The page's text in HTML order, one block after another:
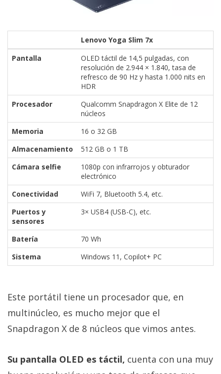
Lenovo Yoga Slim 7x
Pantalla
OLED táctil de 14,5 pulgadas, con
resolución de 2.944 × 1.840, tasa de
refresco de 90 Hz y hasta 1.000 nits en
HDR
Procesador
Qualcomm Snapdragon X Elite de 12
núcleos
Memoria
16 o 32 GB
Almacenamiento
512 GB o 1 TB
Cámara selfie
1080p con infrarrojos y obturador
electrónico
Conectividad
WiFi 7, Bluetooth 5.4, etc.
Puertos y
sensores
3× USB4 (USB-C), etc.
Batería
70 Wh
Sistema
Windows 11, Copilot+ PC
Este portátil tiene un procesador que, en
multinúcleo, es mucho mejor que el
Snapdragon X de 8 núcleos que vimos antes.
Su pantalla OLED es táctil, cuenta con una muy